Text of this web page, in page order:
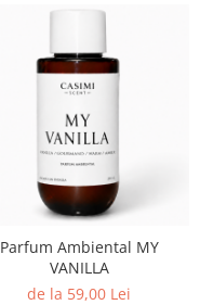
Parfum Ambiental MY
VANILLA
de la 59,00 Lei